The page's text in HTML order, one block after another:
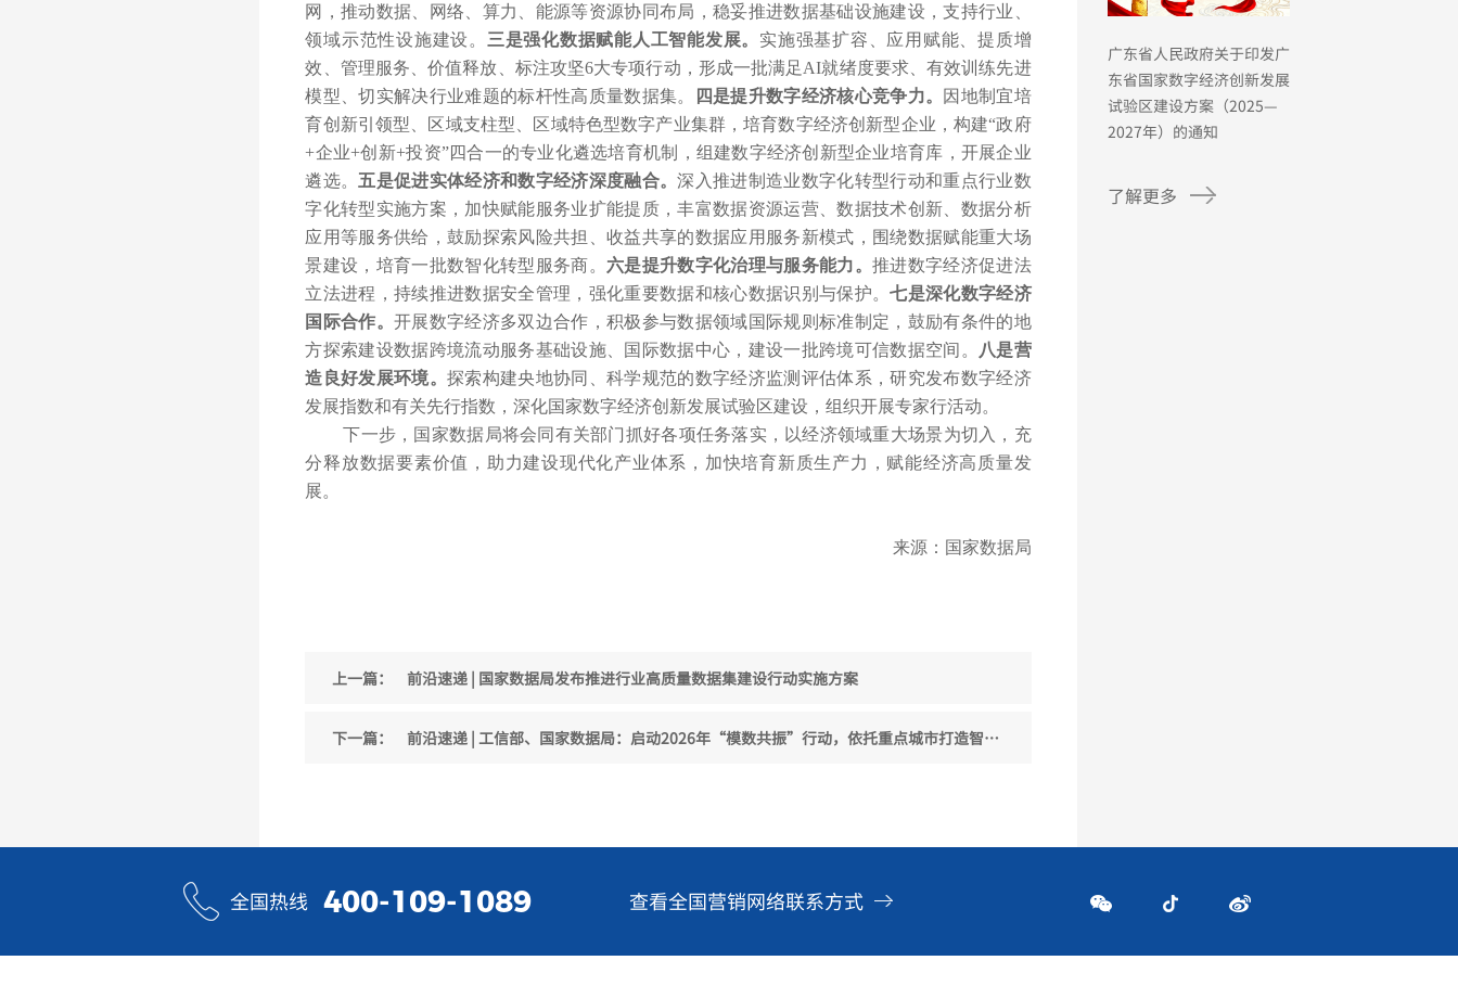
网，推动数据、网络、算力、能源等资源协同布局，稳妥推进数据基础设施建设，支持行业、
领域示范性设施建设。 三是强化数据赋能人工智能发展。 实施强基扩容、应用赋能、提质增
效、管理服务、价值释放、标注攻坚6大专项行动，形成一批满足AI就绪度要求、有效训练先进
模型、切实解决行业难题的标杆性高质量数据集。
四是提升数字经济核心竞争力。
因地制宜培
育创新引领型、区域支柱型、区域特色型数字产业集群，培育数字经济创新型企业，构建“政府
+企业+创新+投资”四合一的专业化遴选培育机制，组建数字经济创新型企业培育库，开展企业
遴选。 五是促进实体经济和数字经济深度融合。深入推进制造业数字化转型行动和重点行业数
字化转型实施方案，加快赋能服务业扩能提质，丰富数据资源运营、数据技术创新、数据分析
应用等服务供给，鼓励探索风险共担、收益共享的数据应用服务新模式，围绕数据赋能重大场
景建设，培育一批数智化转型服务商。 六是提升数字化治理与服务能力。 推进数字经济促进法
立法进程，持续推进数据安全管理，强化重要数据和核心数据识别与保护。七是深化数字经济
国际合作。开展数字经济多双边合作，积极参与数据领域国际规则标准制定，鼓励有条件的地
方探索建设数据跨境流动服务基础设施、国际数据中心，建设一批跨境可信数据空间。
八是营
造良好发展环境。探索构建央地协同、科学规范的数字经济监测评估体系，研究发布数字经济
发展指数和有关先行指数，深化国家数字经济创新发展试验区建设，组织开展专家行活动。
下一步，国家数据局将会同有关部门抓好各项任务落实，以经济领域重大场景为切入，充
分释放数据要素价值，助力建设现代化产业体系，加快培育新质生产力，赋能经济高质量发
展。
来源：国家数据局
上一篇： 前沿速递 | 国家数据局发布推进行业高质量数据集建设行动实施方案
下一篇： 前沿速递 | 工信部、国家数据局：启动2026年“模数共振”行动，依托重点城市打造智能体工厂
广东省人民政府关于印发广
东省国家数字经济创新发展
试验区建设方案（2025—
2027年）的通知
了解更多
全国热线 400-109-1089 查看全国营销网络联系方式